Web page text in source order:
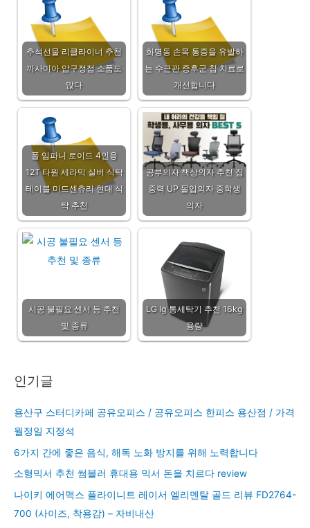
추석선물 리클라이너 추천
까사미아 압구정점 소품도
많다
화명동 손목 통증을 유발하
는 수근관 증후군 침 치료로
개선합니다
폴 임파니 로이드 4인용
12T 타원 세라믹 실버 식탁
테이블 미드센츄리 현대 식
탁 추천
공부의자 책상의자 추천 집
중력 UP 몰입의자 중학생
의자
시공 불필요 센서 등 추천
및 종류
LG lg 통세탁기 추천 16kg
용량
인기글
용산구 스터디카페 공유오피스 / 공유오피스 한피스 용산점 / 가격
월정일 지정석
6가지 간에 좋은 음식, 해독 노화 방지를 위해 노력합니다
소형믹서 추천 썸블러 휴대용 믹서 돈을 치르다 review
나이키 에어맥스 플라이니트 레이서 엘리멘탈 골드 리뷰 FD2764-
700 (사이즈, 착용감) – 자비내산